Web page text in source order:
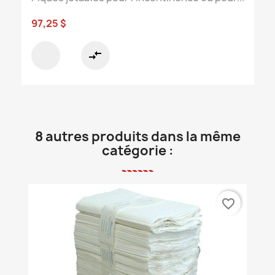
97,25 $
compare_arrows
8 autres produits dans la même
catégorie :
favorite_border